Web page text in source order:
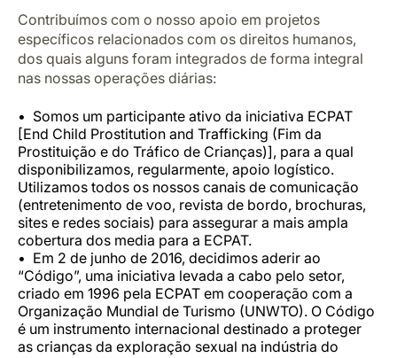
Contribuímos com o nosso apoio em projetos
específicos relacionados com os direitos humanos,
dos quais alguns foram integrados de forma integral
nas nossas operações diárias:
Somos um participante ativo da iniciativa ECPAT
[End Child Prostitution and Trafficking (Fim da
Prostituição e do Tráfico de Crianças)], para a qual
disponibilizamos, regularmente, apoio logístico.
Utilizamos todos os nossos canais de comunicação
(entretenimento de voo, revista de bordo, brochuras,
sites e redes sociais) para assegurar a mais ampla
cobertura dos media para a ECPAT.
Em 2 de junho de 2016, decidimos aderir ao
“Código”, uma iniciativa levada a cabo pelo setor,
criado em 1996 pela ECPAT em cooperação com a
Organização Mundial de Turismo (UNWTO). O Código
é um instrumento internacional destinado a proteger
as crianças da exploração sexual na indústria do